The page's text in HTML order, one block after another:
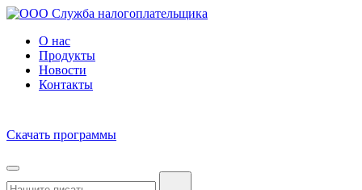
О нас
Продукты
Новости
Контакты
Скачать программы